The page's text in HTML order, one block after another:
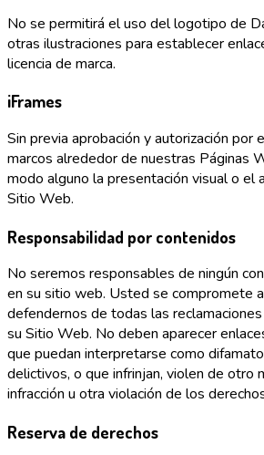
No se permitirá el uso del logotipo de
otras ilustraciones para establecer
licencia de marca.
iFrames
Sin previa aprobación y autorización por
marcos alrededor de nuestras Páginas
modo alguno la presentación visual o el
Sitio Web.
Responsabilidad por contenidos
No seremos responsables de ningún
en su sitio web. Usted se compromete
defendernos de todas las
su Sitio Web. No deben aparecer
que puedan interpretarse como
delictivos, o que infrinjan, violen de otro
infracción u otra violación de los
Reserva de derechos